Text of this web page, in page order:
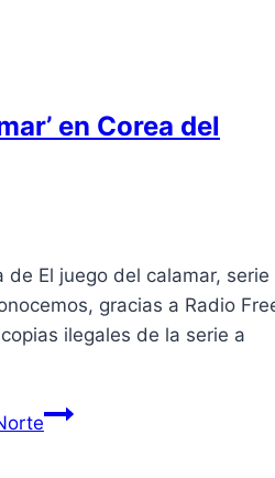
en Corea del
El juego del calamar, serie
gracias a Radio
ilegales de la serie a